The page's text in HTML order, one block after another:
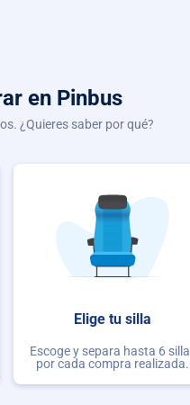
en Pinbus
¿Quieres saber por qué?
Elige tu silla
Escoge y separa hasta 6
por cada compra realizada.